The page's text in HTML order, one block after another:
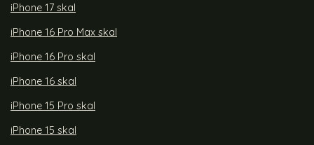
iPhone 17 skal
iPhone 16 Pro Max skal
iPhone 16 Pro skal
iPhone 16 skal
iPhone 15 Pro skal
iPhone 15 skal